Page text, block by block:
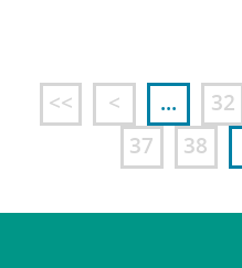
<< < ... 32
37
38